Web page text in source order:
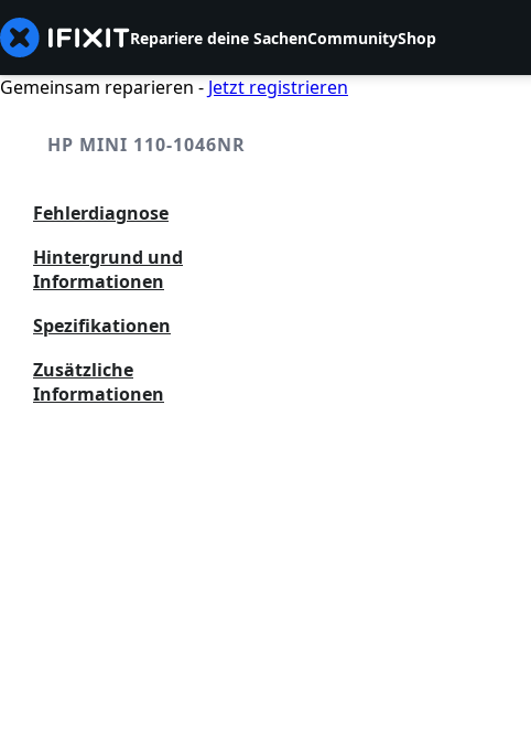
Repariere deine SachenCommunityShop
Gemeinsam reparieren - Jetzt registrieren
HP MINI 110-1046NR
Fehlerdiagnose
Hintergrund und
Informationen
Spezifikationen
Zusätzliche
Informationen